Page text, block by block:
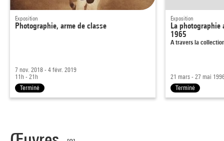
Exposition
Photographie, arme de classe
7 nov. 2018 - 4 févr. 2019
11h - 21h
Terminé
Exposition
La photographie
1965
A travers la
21 mars - 27 mai
Terminé